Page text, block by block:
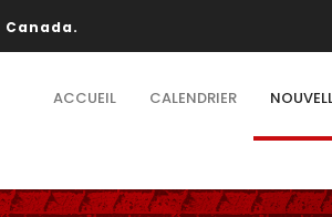
ACCUEIL CALENDRIER